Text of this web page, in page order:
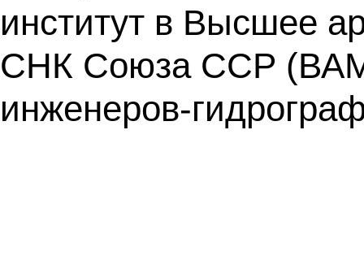
институт в Высшее
СНК Союза ССР
инженеров-